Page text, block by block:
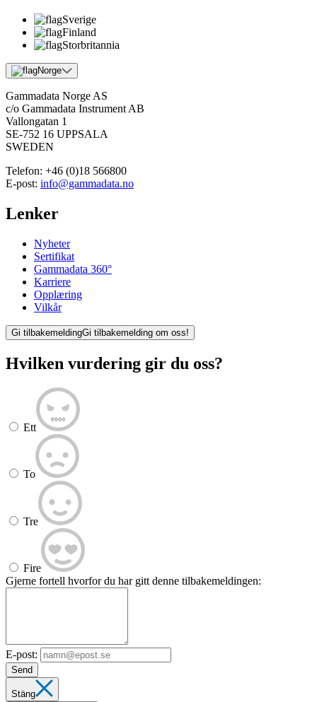
Sverige
Finland
Storbritannia
Norge
Gammadata Norge AS
c/o Gammadata Instrument AB
Vallongatan 1
SE-752 16 UPPSALA
SWEDEN
Telefon: +46 (0)18 566800
E-post: info@gammadata.no
Lenker
Nyheter
Sertifikat
Gammadata 360°
Karriere
Opplæring
Vilkår
Gi tilbakemeldingGi tilbakemelding om oss!
Hvilken vurdering gir du oss?
Ett
To
Tre
Fire
Gjerne fortell hvorfor du har gitt denne tilbakemeldingen:
E-post:
Send
Stäng